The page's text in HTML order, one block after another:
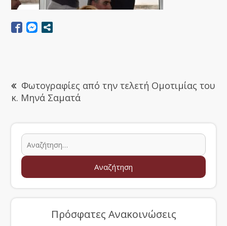
Φωτογραφίες από την τελετή Ομοτιμίας του
κ. Μηνά Σαματά
Πρόσφατες Ανακοινώσεις